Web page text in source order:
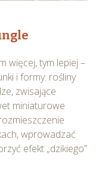
więcej, tym lepiej –
i formy: rośliny
zwisające
miniaturowe
wprowadzać
efekt „dzikiego”